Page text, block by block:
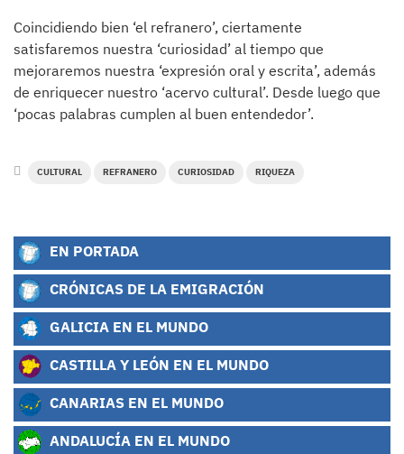
Coincidiendo bien ‘el refranero’, ciertamente
satisfaremos nuestra ‘curiosidad’ al tiempo que
mejoraremos nuestra ‘expresión oral y escrita’, además
de enriquecer nuestro ‘acervo cultural’. Desde luego que
‘pocas palabras cumplen al buen entendedor’.
CULTURAL REFRANERO CURIOSIDAD RIQUEZA
EN PORTADA
CRÓNICAS DE LA EMIGRACIÓN
GALICIA EN EL MUNDO
CASTILLA Y LEÓN EN EL MUNDO
CANARIAS EN EL MUNDO
ANDALUCÍA EN EL MUNDO